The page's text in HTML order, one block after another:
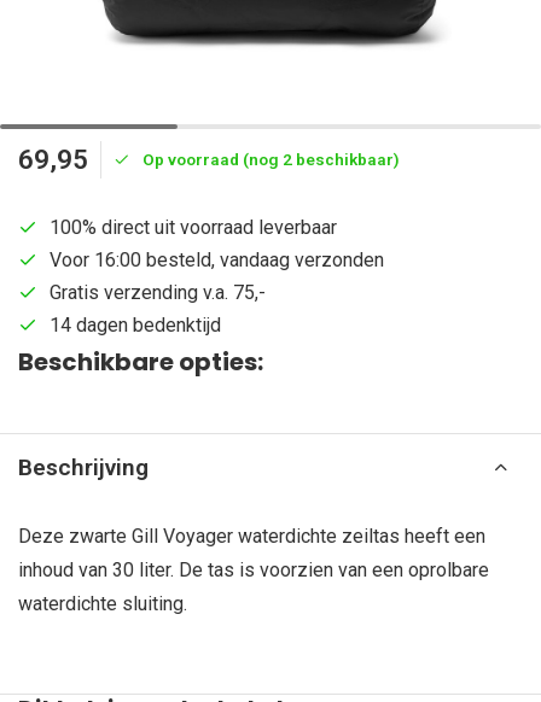
69,95 Op voorraad (nog 2 beschikbaar)
100% direct uit voorraad leverbaar
Voor 16:00 besteld, vandaag verzonden
Gratis verzending v.a. 75,-
14 dagen bedenktijd
Beschikbare opties:
Beschrijving
Deze zwarte Gill Voyager waterdichte zeiltas heeft een
inhoud van 30 liter. De tas is voorzien van een oprolbare
waterdichte sluiting.